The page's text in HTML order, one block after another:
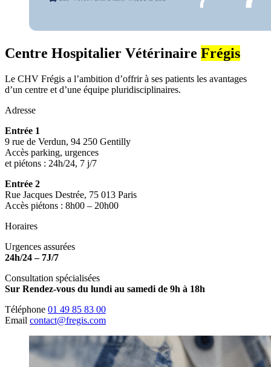
Centre Hospitalier Vétérinaire Frégis
Le CHV Frégis a l’ambition d’offrir à ses patients les avantages
d’un centre et d’une équipe pluridisciplinaires.
Adresse
Entrée 1
9 rue de Verdun, 94 250 Gentilly
Accès parking, urgences
et piétons : 24h/24, 7 j/7
Entrée 2
Rue Jacques Destrée, 75 013 Paris
Accès piétons : 8h00 – 20h00
Horaires
Urgences assurées
24h/24 – 7J/7
Consultation spécialisées
Sur Rendez-vous du lundi au samedi de 9h à 18h
Téléphone 01 49 85 83 00
Email contact@fregis.com